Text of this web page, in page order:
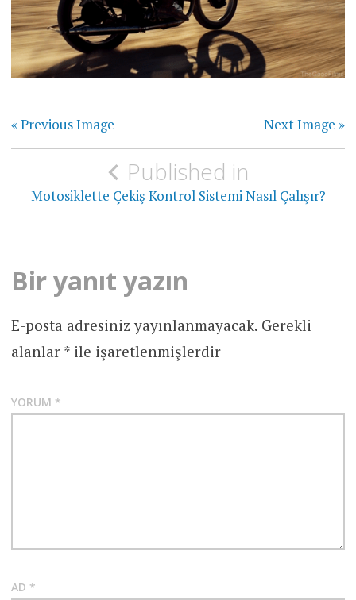
« Previous Image Next Image »
Yazı
gezinmesiPublished in
Motosiklette Çekiş Kontrol Sistemi Nasıl Çalışır?
Bir yanıt yazın
E-posta adresiniz yayınlanmayacak. Gerekli
alanlar *ile işaretlenmişlerdir
YORUM *
AD *